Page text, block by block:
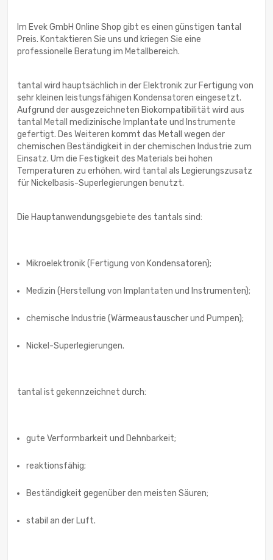
Im Evek GmbH Online Shop gibt es einen günstigen tantal
Preis. Kontaktieren Sie uns und kriegen Sie eine
professionelle Beratung im Metallbereich.
tantal wird hauptsächlich in der Elektronik zur Fertigung von
sehr kleinen leistungsfähigen Kondensatoren eingesetzt.
Aufgrund der ausgezeichneten Biokompatibilität wird aus
tantal Metall medizinische Implantate und Instrumente
gefertigt. Des Weiteren kommt das Metall wegen der
chemischen Beständigkeit in der chemischen Industrie zum
Einsatz. Um die Festigkeit des Materials bei hohen
Temperaturen zu erhöhen, wird tantal als Legierungszusatz
für Nickelbasis-Superlegierungen benutzt.
Die Hauptanwendungsgebiete des tantals sind:
Mikroelektronik (Fertigung von Kondensatoren);
Medizin (Herstellung von Implantaten und Instrumenten);
chemische Industrie (Wärmeaustauscher und Pumpen);
Nickel-Superlegierungen.
tantal ist gekennzeichnet durch:
gute Verformbarkeit und Dehnbarkeit;
reaktionsfähig;
Beständigkeit gegenüber den meisten Säuren;
stabil an der Luft.